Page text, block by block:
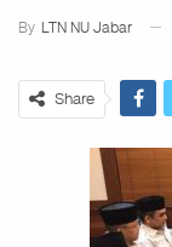
By LTN NU Jabar
Share